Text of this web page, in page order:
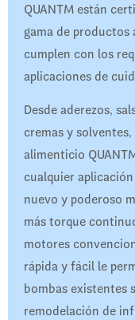
QUANTM están
gama de
cumplen con los
aplicaciones de
Desde aderezos,
cremas y
alimenticio
cualquier
nuevo y poderoso
más torque
motores
rápida y fácil le
bombas existentes
remodelación de